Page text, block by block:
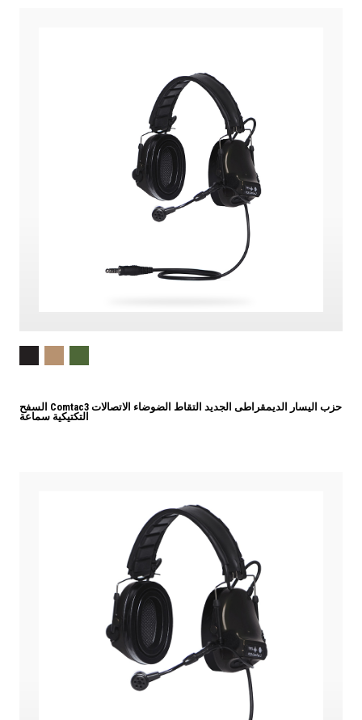
السفح Comtac3 حزب اليسار الديمقراطى الجديد التقاط الضوضاء الاتصالات
التكتيكية سماعة